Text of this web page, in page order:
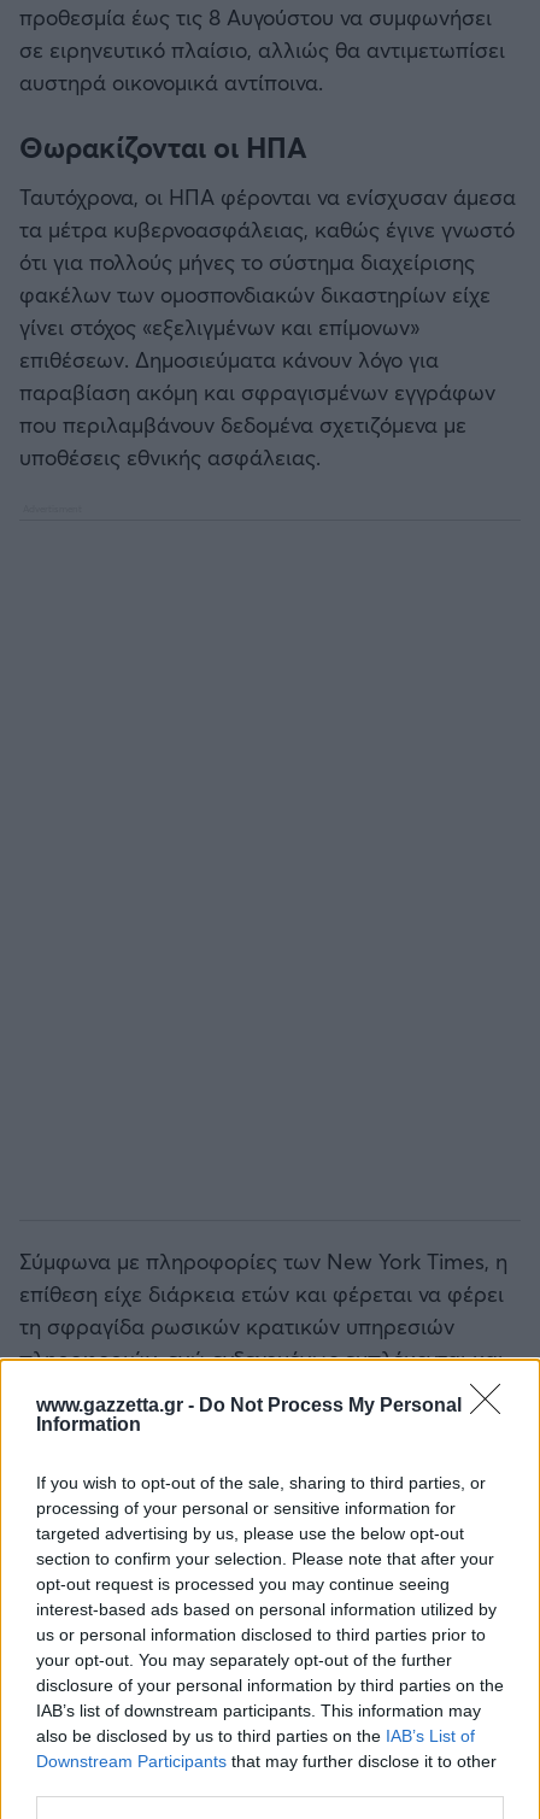
www.gazzetta.gr - Do Not Process My Personal
Information
If you wish to opt-out of the sale, sharing to third parties, or
processing of your personal or sensitive information for
targeted advertising by us, please use the below opt-out
section to confirm your selection. Please note that after your
opt-out request is processed you may continue seeing
interest-based ads based on personal information utilized by
us or personal information disclosed to third parties prior to
your opt-out. You may separately opt-out of the further
disclosure of your personal information by third parties on the
IAB’s list of downstream participants. This information may
also be disclosed by us to third parties on the IAB’s List of
Downstream Participants that may further disclose it to other
προθεσμία έως τις 8 Αυγούστου να συμφωνήσει
σε ειρηνευτικό πλαίσιο, αλλιώς θα αντιμετωπίσει
αυστηρά οικονομικά αντίποινα.
Θωρακίζονται οι ΗΠΑ
Ταυτόχρονα, οι ΗΠΑ φέρονται να ενίσχυσαν άμεσα
τα μέτρα κυβερνοασφάλειας, καθώς έγινε γνωστό
ότι για πολλούς μήνες το σύστημα διαχείρισης
φακέλων των ομοσπονδιακών δικαστηρίων είχε
γίνει στόχος «εξελιγμένων και επίμονων»
επιθέσεων. Δημοσιεύματα κάνουν λόγο για
παραβίαση ακόμη και σφραγισμένων εγγράφων
που περιλαμβάνουν δεδομένα σχετιζόμενα με
υποθέσεις εθνικής ασφάλειας.
Σύμφωνα με πληροφορίες των New York Times, η
επίθεση είχε διάρκεια ετών και φέρεται να φέρει
τη σφραγίδα ρωσικών κρατικών υπηρεσιών
πληροφοριών, ενώ ενδεχομένως εμπλέκονται και
δίκτυα από τρίτες χώρες.
περαιτέρω όταν οΤραμπαποκάλυψε ότι
αμερικανικά πυρηνικά υποβρύχια έχουν
μετακινηθεί σε «στρατηγικά σημεία», αφήνοντας
να εννοηθεί ότι η Ουάσινγκτον είναι έτοιμη για
κάθε ενδεχόμενο. Η ρητορική αυτή προκάλεσε
αντίδραση και στη ρωσική πλευρά, με τον Ντμίτρι
Μεντβέντεφ να κάνει λόγο για «τελεσίγραφα που
ισοδυναμούν με απειλές πολέμου».
Τι λένε οι αναλυτές